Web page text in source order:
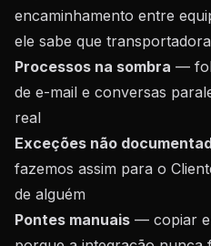
encaminhamento entre
ele sabe que
Processos na sombra —
de e-mail e conversas
real
Exceções não
fazemos assim para o
de alguém
Pontes manuais — copiar e